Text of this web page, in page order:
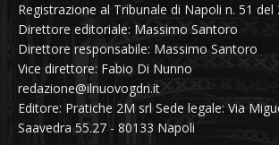
Registrazione al Tribunale di Napoli n. 51 del
Direttore editoriale: Massimo Santoro
Direttore responsabile: Massimo Santoro
Vice direttore: Fabio Di Nunno
redazione@ilnuovogdn.it
Editore: Pratiche 2M srl Sede legale: Via
Saavedra 55.27 - 80133 Napoli